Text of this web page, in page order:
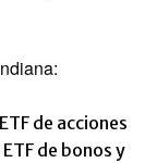
de acciones
de bonos y